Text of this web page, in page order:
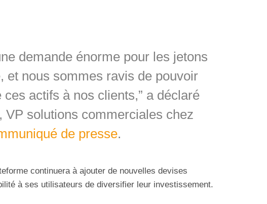
demande énorme pour les jetons
et nous sommes ravis de pouvoir
actifs à nos clients,” a déclaré
VP solutions commerciales chez
de presse.
continuera à ajouter de nouvelles devises
à ses utilisateurs de diversifier leur investissement.